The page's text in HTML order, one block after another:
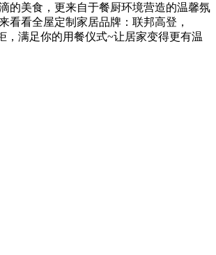
美食，更来自于餐厨环境营造的温馨氛
看看全屋定制家居品牌：联邦高登，
，满足你的用餐仪式~让居家变得更有温